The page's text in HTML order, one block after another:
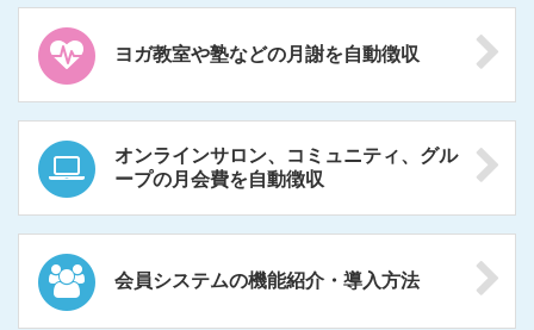
ヨガ教室や塾などの月謝を自動徴収
オンラインサロン、コミュニティ、グル
ープの月会費を自動徴収
会員システムの機能紹介・導入方法